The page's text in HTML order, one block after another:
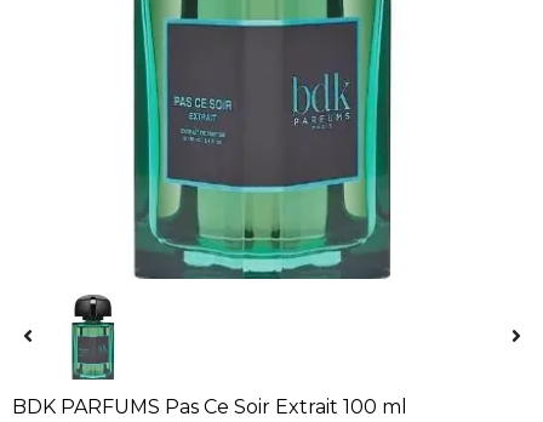
BDK PARFUMS Pas Ce Soir Extrait 100 ml